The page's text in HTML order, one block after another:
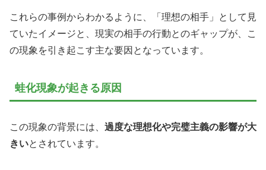
これらの事例からわかるように、「理想の相手」として見
ていたイメージと、現実の相手の行動とのギャップが、こ
の現象を引き起こす主な要因となっています。
蛙化現象が起きる原因
この現象の背景には、 過度な理想化や完璧主義の影響が大
きいとされています。